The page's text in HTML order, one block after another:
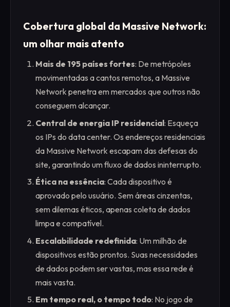
Cobertura global da Massive Network:
um olhar mais atento
Mais de 195 países fortes: De metrópoles
movimentadas a cantos remotos, a Massive
Network penetra em mercados que outros não
conseguem alcançar.
Central de energia IP residencial: Esqueça
os IPs do data center. Os endereços residenciais
da Massive Network escapam das defesas do
site, garantindo um fluxo de dados ininterrupto.
Ética na essência: Cada dispositivo é
aprovado pelo usuário. Sem áreas cinzentas,
sem dilemas éticos, apenas coleta de dados
limpa e compatível.
Escalabilidade redefinida: Um milhão de
dispositivos estão prontos. Suas necessidades
de dados podem ser vastas, mas essa rede é
mais vasta.
Em tempo real, o tempo todo: No jogo de